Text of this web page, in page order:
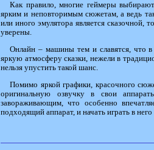
Как правило, многие геймеры
ярким и неповторимым сюжетам, а ведь
или иного эмулятора является сказочной,
уверены.
Онлайн – машины тем и славятся, что
яркую атмосферу сказки, нежели в
нельзя упустить такой шанс.
Помимо яркой графики, красочного
оригинальную озвучку в свои
завораживающим, что особенно
подходящий аппарат, и начать играть в